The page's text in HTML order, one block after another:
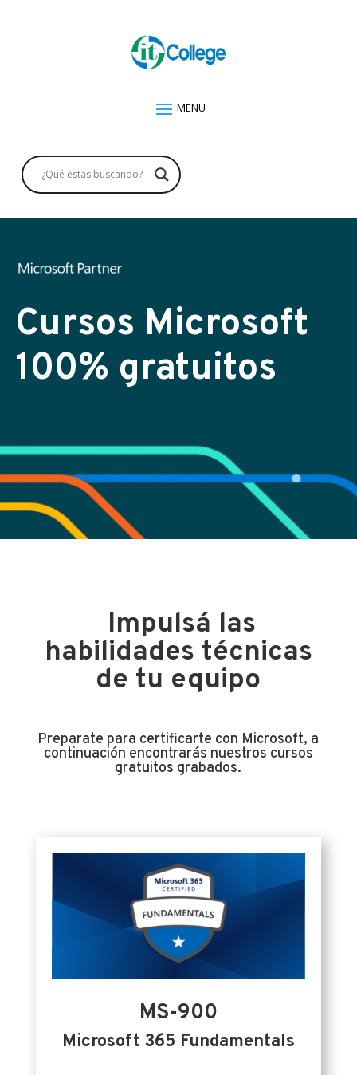
Cursos Microsoft
100% gratuitos
Impulsá las
habilidades técnicas
de tu equipo
Preparate para certificarte con Microsoft, a
continuación encontrarás nuestros cursos
gratuitos grabados.
MS-900
Microsoft 365 Fundamentals